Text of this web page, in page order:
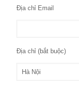
Địa chỉ Email
Địa chỉ (bắt buộc)